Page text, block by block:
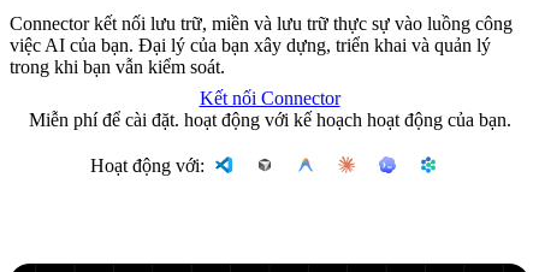
Connector kết nối lưu trữ, miền và lưu trữ thực sự vào luồng công
việc AI của bạn. Đại lý của bạn xây dựng, triển khai và quản lý
trong khi bạn vẫn kiểm soát.
Kết nối Connector
Miễn phí để cài đặt. hoạt động với kế hoạch hoạt động của bạn.
Hoạt động với: